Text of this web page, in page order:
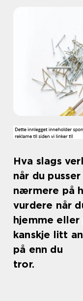
Hva slags
når du
nærmere på
vurdere når
hjemme
kanskje litt
på enn du
tror.